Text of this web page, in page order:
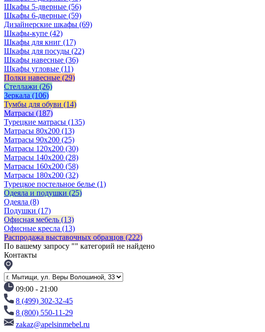
Шкафы 5-дверные (56)
Шкафы 6-дверные (59)
Дизайнерские шкафы (69)
Шкафы-купе (42)
Шкафы для книг (17)
Шкафы для посуды (22)
Шкафы навесные (36)
Шкафы угловые (11)
Полки навесные (29)
Стеллажи (26)
Зеркала (106)
Тумбы для обуви (14)
Матрасы (187)
Турецкие матрасы (135)
Матрасы 80x200 (13)
Матрасы 90х200 (25)
Матрасы 120х200 (30)
Матрасы 140х200 (28)
Матрасы 160х200 (58)
Матрасы 180х200 (32)
Турецкое постельное белье (1)
Одеяла и подушки (25)
Одеяла (8)
Подушки (17)
Офисная мебель (13)
Офисные кресла (13)
Распродажа выставочных образцов (222)
По вашему запросу "" категорий не найдено
Контакты
09:00 - 21:00
8 (499) 302-32-45
8 (800) 550-11-29
zakaz@apelsinmebel.ru